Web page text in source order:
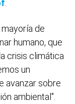
de
humano, que
crisis climática
un
avanzar sobre
ambiental".